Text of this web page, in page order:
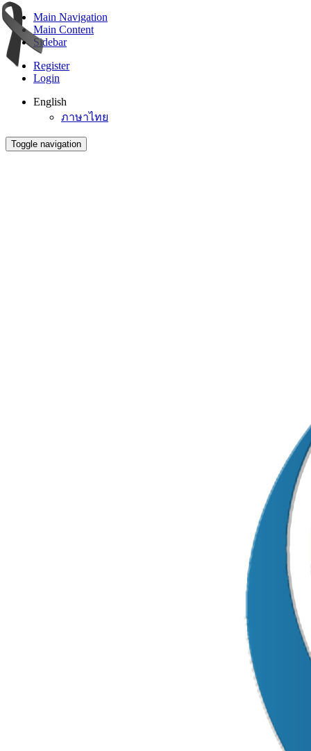
Main Navigation
Main Content
Sidebar
Register
Login
English
ภาษาไทย
Toggle navigation